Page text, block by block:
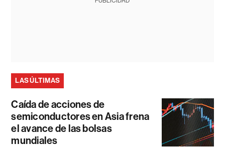
LAS ÚLTIMAS
Caída de acciones de
semiconductores en Asia frena
el avance de las bolsas
mundiales